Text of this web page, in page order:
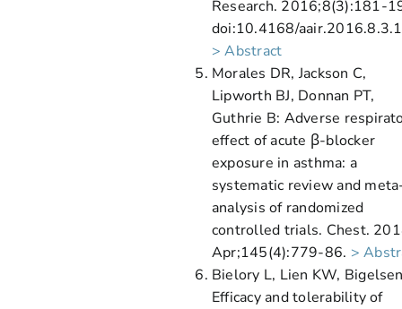
Research. 2016;8(3):181-
doi:10.4168/
> Abstract
Morales DR, Jackson C,
Lipworth BJ, Donnan PT,
Guthrie B: Adverse
effect of acute β-blocker
exposure in asthma: a
systematic review and
analysis of randomized
controlled trials. Chest.
Apr;145(4):779-86. >
Bielory L, Lien KW,
Efficacy and tolerability of